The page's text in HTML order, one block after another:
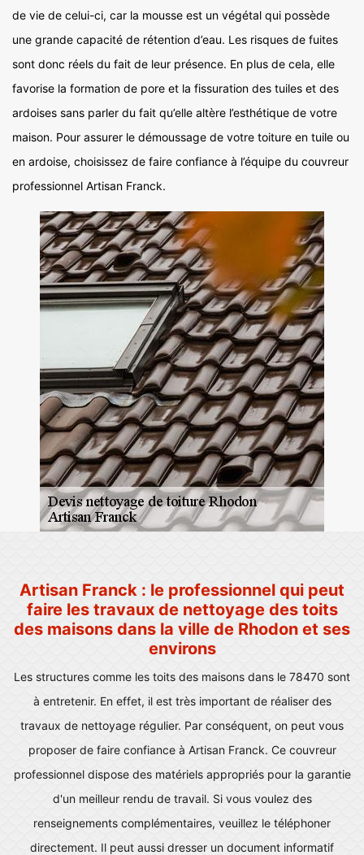
de vie de celui-ci, car la mousse est un végétal qui possède
une grande capacité de rétention d’eau. Les risques de fuites
sont donc réels du fait de leur présence. En plus de cela, elle
favorise la formation de pore et la fissuration des tuiles et des
ardoises sans parler du fait qu’elle altère l’esthétique de votre
maison. Pour assurer le démoussage de votre toiture en tuile ou
en ardoise, choisissez de faire confiance à l’équipe du couvreur
professionnel Artisan Franck.
Artisan Franck : le professionnel qui peut
faire les travaux de nettoyage des toits
des maisons dans la ville de Rhodon et ses
environs
Les structures comme les toits des maisons dans le 78470 sont
à entretenir. En effet, il est très important de réaliser des
travaux de nettoyage régulier. Par conséquent, on peut vous
proposer de faire confiance à Artisan Franck. Ce couvreur
professionnel dispose des matériels appropriés pour la garantie
d'un meilleur rendu de travail. Si vous voulez des
renseignements complémentaires, veuillez le téléphoner
directement. Il peut aussi dresser un document informatif